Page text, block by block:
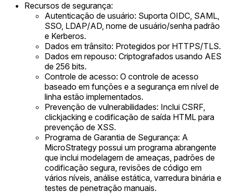
Recursos de segurança:
Autenticação de usuário: Suporta OIDC, SAML,
SSO, LDAP/AD, nome de usuário/senha padrão
e Kerberos.
Dados em trânsito: Protegidos por HTTPS/TLS.
Dados em repouso: Criptografados usando AES
de 256 bits.
Controle de acesso: O controle de acesso
baseado em funções e a segurança em nível de
linha estão implementados.
Prevenção de vulnerabilidades: Inclui CSRF,
clickjacking e codificação de saída HTML para
prevenção de XSS.
Programa de Garantia de Segurança: A
MicroStrategy possui um programa abrangente
que inclui modelagem de ameaças, padrões de
codificação segura, revisões de código em
vários níveis, análise estática, varredura binária e
testes de penetração manuais.